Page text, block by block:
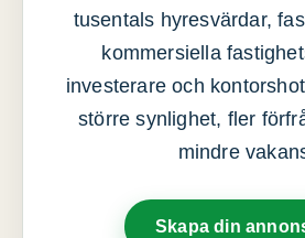
tusentals hyresvärdar,
kommersiella
investerare och
större synlighet, fler
mindre
Skapa din